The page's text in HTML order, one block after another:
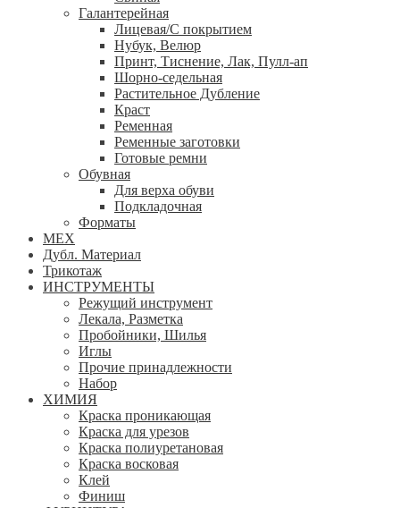
Галантерейная
Лицевая/С покрытием
Нубук, Велюр
Принт, Тиснение, Лак, Пулл-ап
Шорно-седельная
Растительное Дубление
Краст
Ременная
Ременные заготовки
Готовые ремни
Обувная
Для верха обуви
Подкладочная
Форматы
МЕХ
Дубл. Материал
Трикотаж
ИНСТРУМЕНТЫ
Режущий инструмент
Лекала, Разметка
Пробойники, Шилья
Иглы
Прочие принадлежности
Набор
ХИМИЯ
Краска проникающая
Краска для урезов
Краска полиуретановая
Краска восковая
Клей
Финиш